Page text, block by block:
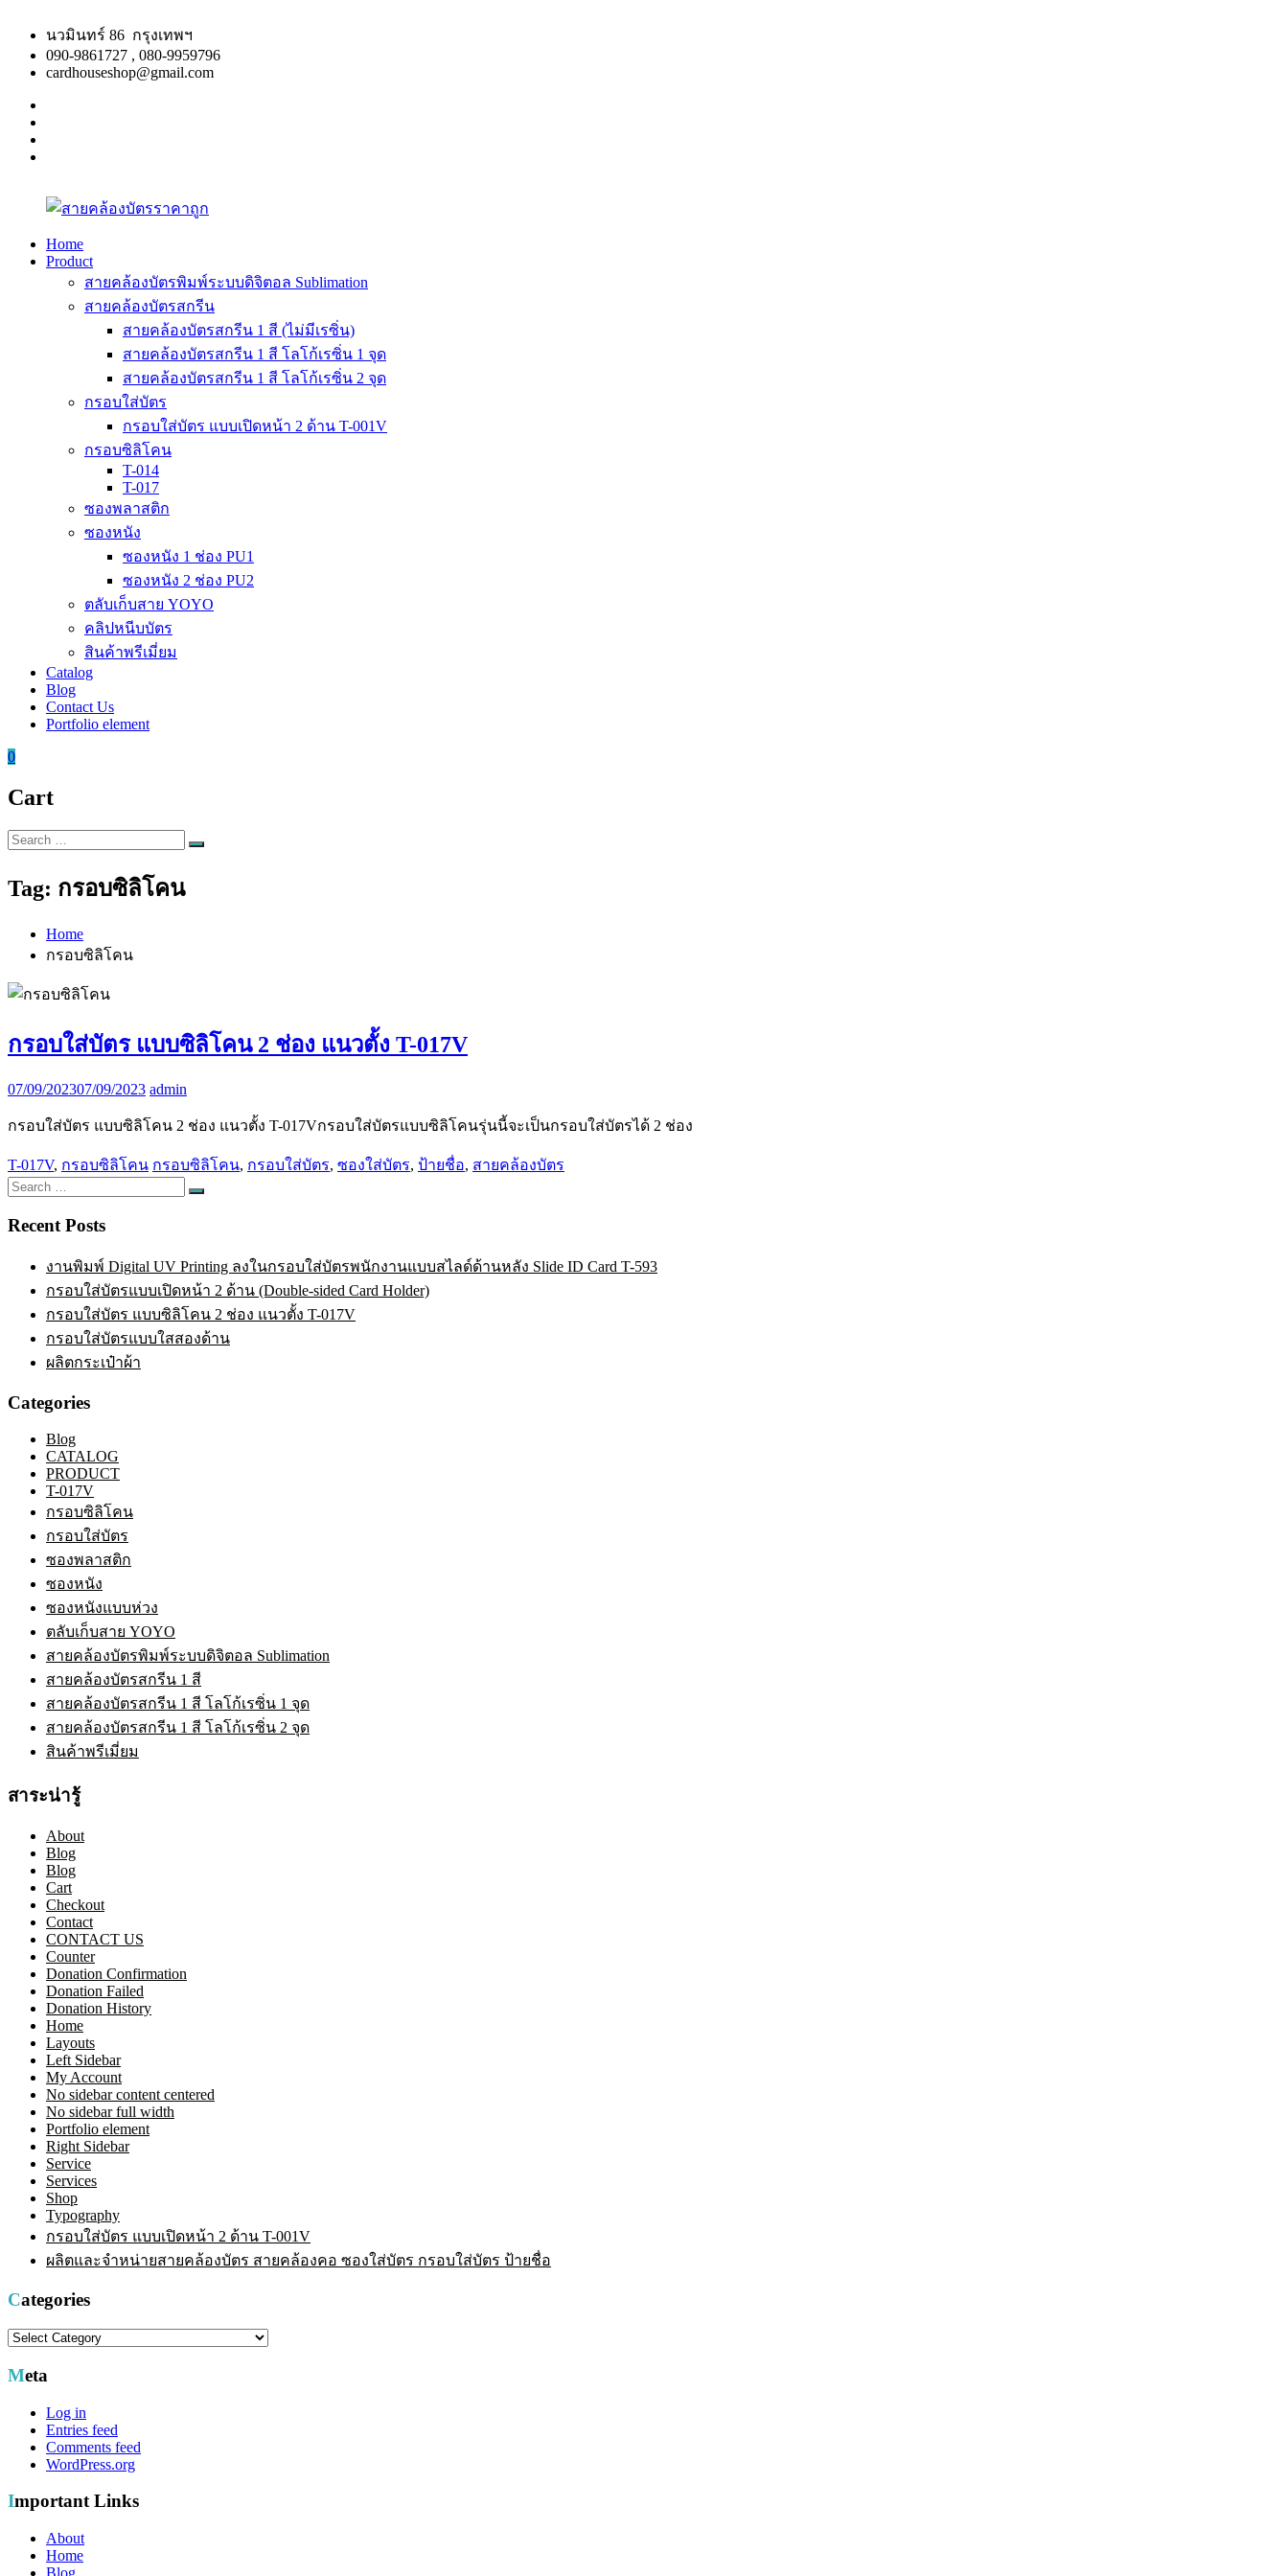
content
นวมินทร์ 86 กรุงเทพฯ
090-9861727 , 080-9959796
cardhouseshop@gmail.com
สาย
สินค้า
Home
Product
สายคล้องบัตรพิมพ์ระบบดิจิตอล Sublimation
สายคล้องบัตรสกรีน
สายคล้องบัตรสกรีน 1 สี (ไม่มีเรซิ่น)
สายคล้องบัตรสกรีน 1 สี โลโก้เรซิ่น 1 จุด
สายคล้องบัตรสกรีน 1 สี โลโก้เรซิ่น 2 จุด
กรอบใส่บัตร
กรอบใส่บัตร แบบเปิดหน้า 2 ด้าน T-001V
กรอบซิลิโคน
T-014
T-017
ซองพลาสติก
ซองหนัง
ซองหนัง 1 ช่อง PU1
ซองหนัง 2 ช่อง PU2
ตลับเก็บสาย YOYO
คลิปหนีบบัตร
สินค้าพรีเมี่ยม
Catalog
Blog
Contact Us
Portfolio element
0
Cart
Search
for:
Search
Tag: กรอบซิลิโคน
Home
กรอบซิลิโคน
กรอบใส่บัตร แบบซิลิโคน 2 ช่อง แนวตั้ง T-017V
07/09/202307/09/2023 admin
กรอบใส่บัตร แบบซิลิโคน 2 ช่อง แนวตั้ง T-017Vกรอบใส่บัตรแบบซิลิโคนรุ่นนี้จะเป็นกรอบใส่บัตรได้ 2 ช่อง
T-017V, กรอบซิลิโคน กรอบซิลิโคน, กรอบใส่บัตร, ซองใส่บัตร, ป้ายชื่อ, สายคล้องบัตร
Search
for:
Search
Recent Posts
งานพิมพ์ Digital UV Printing ลงในกรอบใส่บัตรพนักงานแบบสไลด์ด้านหลัง Slide ID Card T-593
กรอบใส่บัตรแบบเปิดหน้า 2 ด้าน (Double-sided Card Holder)
กรอบใส่บัตร แบบซิลิโคน 2 ช่อง แนวตั้ง T-017V
กรอบใส่บัตรแบบใสสองด้าน
ผลิตกระเป๋าผ้า
Categories
Blog
CATALOG
PRODUCT
T-017V
กรอบซิลิโคน
กรอบใส่บัตร
ซองพลาสติก
ซองหนัง
ซองหนังแบบห่วง
ตลับเก็บสาย YOYO
สายคล้องบัตรพิมพ์ระบบดิจิตอล Sublimation
สายคล้องบัตรสกรีน 1 สี
สายคล้องบัตรสกรีน 1 สี โลโก้เรซิ่น 1 จุด
สายคล้องบัตรสกรีน 1 สี โลโก้เรซิ่น 2 จุด
สินค้าพรีเมี่ยม
สาระน่ารู้
About
Blog
Blog
Cart
Checkout
Contact
CONTACT US
Counter
Donation Confirmation
Donation Failed
Donation History
Home
Layouts
Left Sidebar
My Account
No sidebar content centered
No sidebar full width
Portfolio element
Right Sidebar
Service
Services
Shop
Typography
กรอบใส่บัตร แบบเปิดหน้า 2 ด้าน T-001V
ผลิตและจำหน่ายสายคล้องบัตร สายคล้องคอ ซองใส่บัตร กรอบใส่บัตร ป้ายชื่อ
Categories
Categories
Meta
Log in
Entries feed
Comments feed
WordPress.org
Important Links
About
Home
Blog